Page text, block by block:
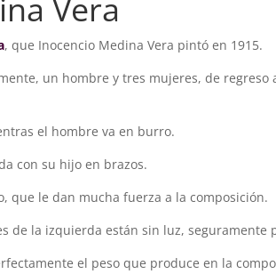
Vera
, que Inocencio Medina Vera pintó en 1915.
un hombre y tres mujeres, de
el hombre va en burro.
con su hijo en brazos.
que le dan mucha fuerza a la composición.
la izquierda están sin luz, seguramente
el peso que produce en la